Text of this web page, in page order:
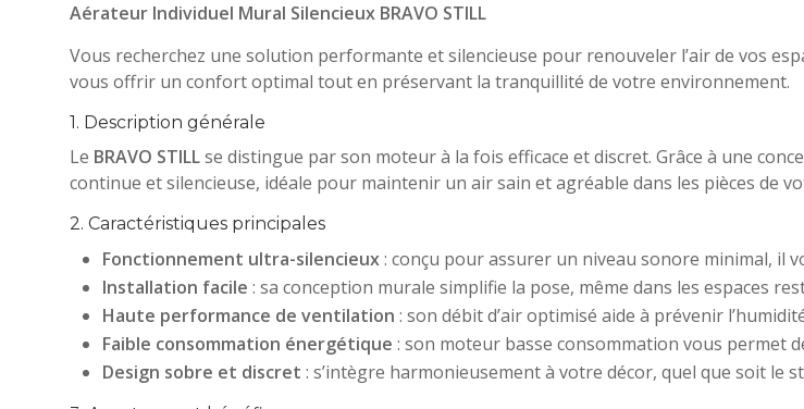
Aérateur Individuel Mural Silencieux BRAVO STILL
Vous recherchez une solution performante et silencieuse pour renouveler l’air de vos
vous offrir un confort optimal tout en préservant la tranquillité de votre environnement.
1. Description générale
Le BRAVO STILLse distingue par son moteur à la fois efficace et discret. Grâce à une
continue et silencieuse, idéale pour maintenir un air sain et agréable dans les pièces de
2. Caractéristiques principales
Fonctionnement ultra-silencieux: conçu pour assurer un niveau sonore minimal, il
Installation facile : sa conception murale simplifie la pose, même dans les espaces
Haute performance de ventilation : son débit d’air optimisé aide à prévenir
Faible consommation énergétique : son moteur basse consommation vous permet
Design sobre et discret : s’intègre harmonieusement à votre décor, quel que soit le